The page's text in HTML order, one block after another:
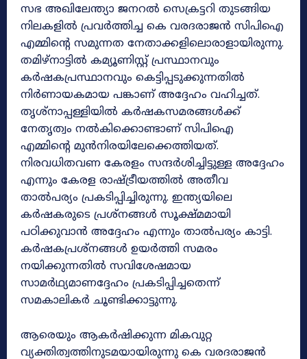
സഭ അഖിലേന്ത്യാ ജനറൽ സെക്രട്ടറി തുടങ്ങിയ
നിലകളിൽ പ്രവർത്തിച്ച കെ വരദരാജൻ സിപിഐ
എമ്മിന്റെ സമുന്നത നേതാക്കളിലൊരാളായിരുന്നു.
തമിഴ്‌നാട്ടിൽ കമ്യൂണിസ്റ്റ്‌ പ്രസ്ഥാനവും
കർഷകപ്രസ്ഥാനവും കെട്ടിപ്പടുക്കുന്നതിൽ
നിർണായകമായ പങ്കാണ്‌ അദ്ദേഹം വഹിച്ചത്‌.
തൃശ്‌നാപ്പള്ളിയിൽ കർഷകസമരങ്ങൾക്ക്‌
നേതൃത്വം നൽകിക്കൊണ്ടാണ്‌ സിപിഐ
എമ്മിന്റെ മുൻനിരയിലേക്കെത്തിയത്‌.
നിരവധിതവണ കേരളം സന്ദർശിച്ചിട്ടുള്ള അദ്ദേഹം
എന്നും കേരള രാഷ്‌ട്രീയത്തിൽ അതീവ
താൽപര്യം പ്രകടിപ്പിച്ചിരുന്നു. ഇന്ത്യയിലെ
കർഷകരുടെ പ്രശ്‌നങ്ങൾ സൂക്ഷ്‌മമായി
പഠിക്കുവാൻ അദ്ദേഹം എന്നും താൽപര്യം കാട്ടി.
കർഷകപ്രശ്‌നങ്ങൾ ഉയർത്തി സമരം
നയിക്കുന്നതിൽ സവിശേഷമായ
സാമർഥ്യമാണദ്ദേഹം പ്രകടിപ്പിച്ചതെന്ന്‌
സമകാലികർ ചൂണ്ടിക്കാട്ടുന്നു.
ആരെയും ആകർഷിക്കുന്ന മികവുറ്റ
വ്യക്തിത്വത്തിനുടമയായിരുന്നു കെ വരദരാജൻ